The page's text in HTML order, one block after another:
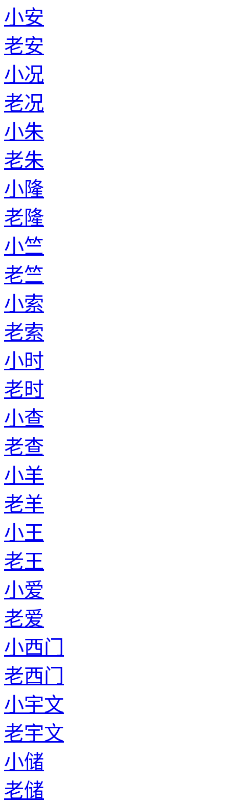
小安
老安
小况
老况
小朱
老朱
小隆
老隆
小竺
老竺
小索
老索
小时
老时
小查
老查
小羊
老羊
小王
老王
小爱
老爱
小西门
老西门
小宇文
老宇文
小储
老储